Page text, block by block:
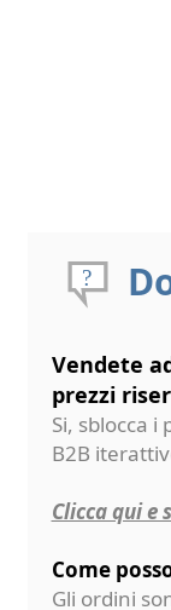
Vendete
prezzi
Si, sblocca
B2B
Clicca qui e
Come
Gli ordini